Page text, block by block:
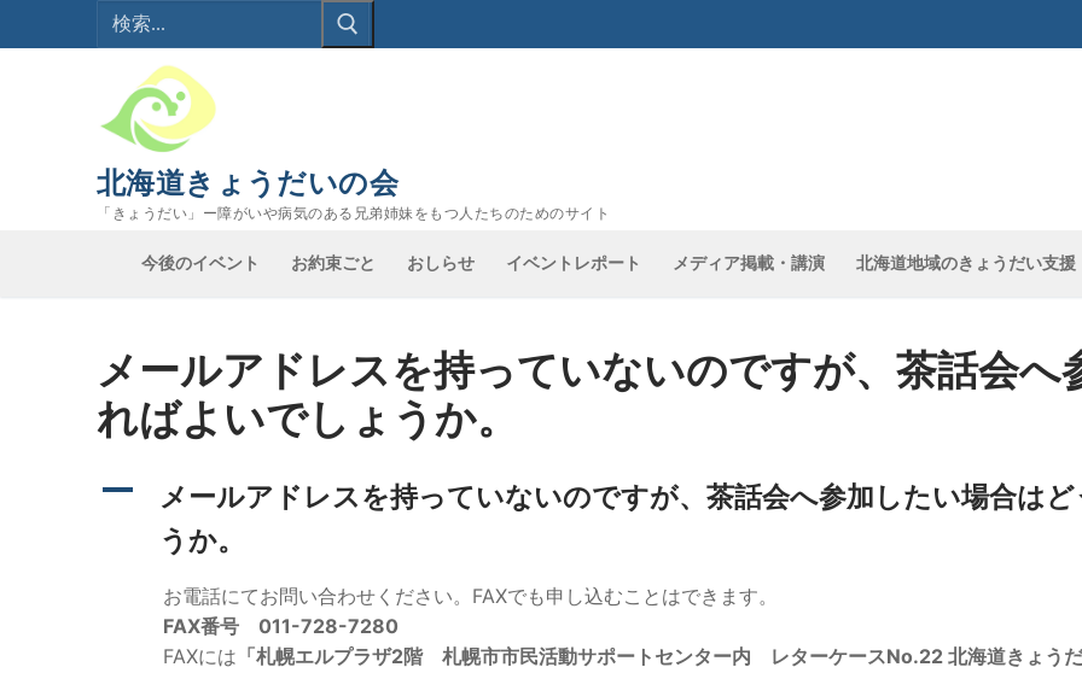
ン
索:
北海道きょうだいの会
「きょうだい」ー障がいや病気のある兄弟姉妹をもつ人たちのためのサイト
今後のイベント お約束ごと おしらせ イベントレポート メディア掲載・講演 北海道地域のきょうだい支援
メールアドレスを持っていないのですが、茶話会へ
ればよいでしょうか。
A
メールアドレスを持っていないのですが、茶話会へ参加したい場合は
うか。
お電話にてお問い合わせください。FAXでも申し込むことはできます。
FAX番号 011-728-7280
FAXには 「札幌エルプラザ2階 札幌市市民活動サポートセンター内 レターケースNo.22 北海道きょう